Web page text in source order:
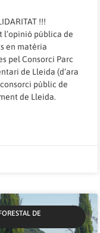
!!!
l’opinió pública de
en matèria
pel Consorci Parc
de Lleida (d’ara
públic de
de Lleida.
DE